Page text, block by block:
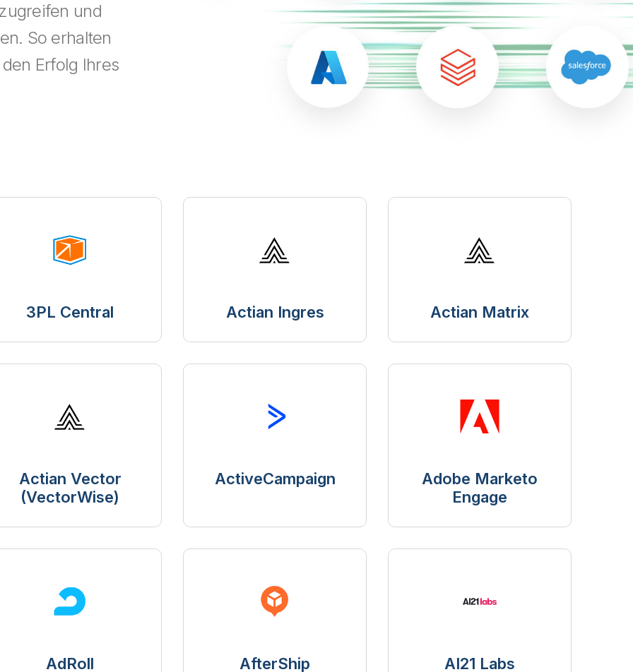
und
So erhalten
Erfolg Ihres
3PL Central Actian Ingres Actian Matrix
Actian Vector
(VectorWise)
ActiveCampaign
Adobe Marketo
Engage
AdRoll AfterShip
AI21 Labs